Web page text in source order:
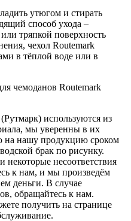
утюгом и стирать
способ ухода –
тряпкой поверхность
чехол Routemark
в тёплой воде или в
чемоданов Routemark
используются из
мы уверенны в их
на нашу продукцию сроком
брак по рисунку.
несоответствия
к нам, и мы произведём
деньги. В случае
обращайтесь к нам.
получить на странице